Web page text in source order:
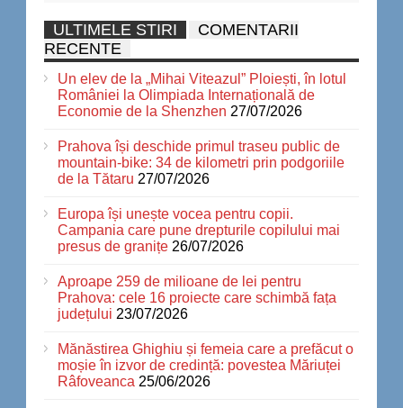
ULTIMELE STIRI
COMENTARII
RECENTE
Un elev de la „Mihai Viteazul” Ploiești, în lotul
României la Olimpiada Internațională de
Economie de la Shenzhen 27/07/2026
Prahova își deschide primul traseu public de
mountain-bike: 34 de kilometri prin podgoriile
de la Tătaru 27/07/2026
Europa își unește vocea pentru copii.
Campania care pune drepturile copilului mai
presus de granițe 26/07/2026
Aproape 259 de milioane de lei pentru
Prahova: cele 16 proiecte care schimbă fața
județului 23/07/2026
Mănăstirea Ghighiu și femeia care a prefăcut o
moșie în izvor de credință: povestea Măriuței
Râfoveanca 25/06/2026